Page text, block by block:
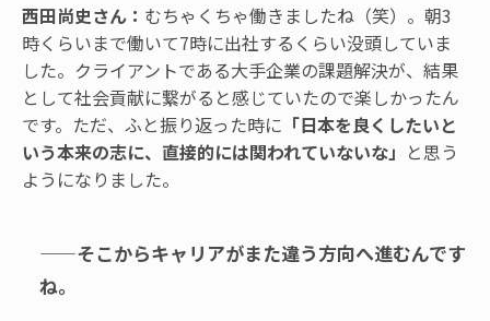
西田尚史さん： むちゃくちゃ働きましたね（笑）。朝3
時くらいまで働いて7時に出社するくらい没頭していま
した。クライアントである大手企業の課題解決が、結果
として社会貢献に繋がると感じていたので楽しかったん
です。ただ、ふと振り返った時に 「日本を良くしたいと
いう本来の志に、直接的には関われていないな」 と思う
ようになりました。
——そこからキャリアがまた違う方向へ進むんです
ね。